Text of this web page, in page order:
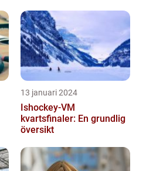
13 januari 2024
Ishockey-VM
kvartsfinaler: En grundlig
översikt